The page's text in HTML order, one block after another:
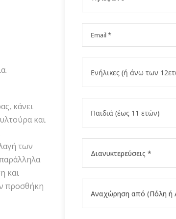
κάνει
και
των
και
προσθήκη